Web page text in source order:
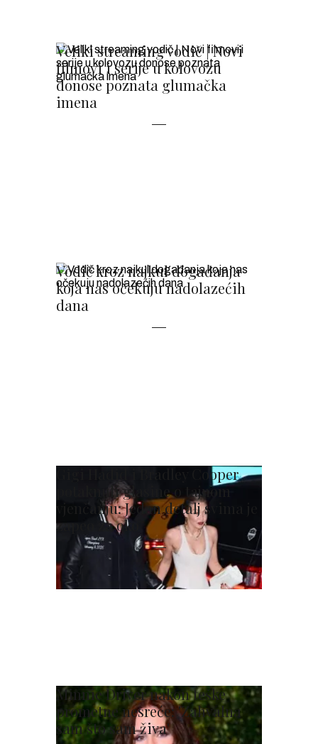
Veliki streaming vodič | Novi
filmovi i serije u kolovozu
donose poznata glumačka
imena
Vodič kroz najkul događanja
koja nas očekuju nadolazećih
dana
Gigi Hadid i Bradley Cooper
potaknuli glasine o tajnom
vjenčanju: Jedan detalj svima je
zapeo za oko
Minnie Driver nakon teške
prometne nesreće: 'Zahvalna
sam što sam živa'